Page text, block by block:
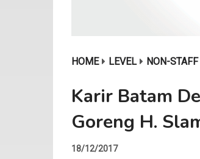
HOME LEVEL NON-STAFF
Karir Batam
Goreng H.
18/12/2017